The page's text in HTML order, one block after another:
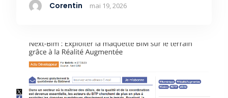
Corentin mai 19, 2026